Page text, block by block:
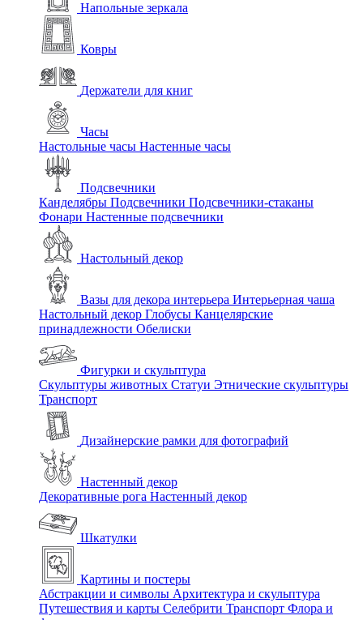
Напольные зеркала
Ковры
Держатели для книг
Часы
Настольные часы Настенные часы
Подсвечники
Канделябры Подсвечники Подсвечники-стаканы
Фонари Настенные подсвечники
Настольный декор
Вазы для декора интерьера Интерьерная чаша
Настольный декор Глобусы Канцелярские
принадлежности Обелиски
Фигурки и скульптура
Скульптуры животных Статуи Этнические скульптуры
Транспорт
Дизайнерские рамки для фотографий
Настенный декор
Декоративные рога Настенный декор
Шкатулки
Картины и постеры
Абстракции и символы Архитектура и скульптура
Путешествия и карты Селебрити Транспорт Флора и